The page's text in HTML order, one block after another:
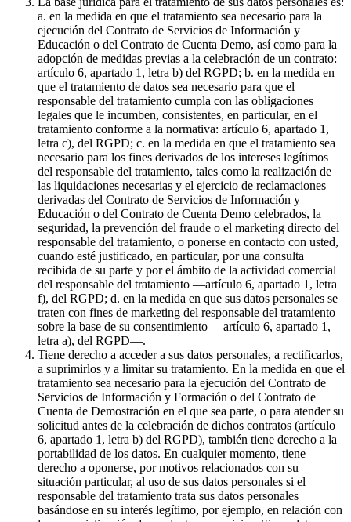
a. en la medida en que el tratamiento sea necesario para la
ejecución del Contrato de Servicios de Información y
Educación o del Contrato de Cuenta Demo, así como para la
adopción de medidas previas a la celebración de un contrato:
artículo 6, apartado 1, letra b) del RGPD; b. en la medida en
que el tratamiento de datos sea necesario para que el
responsable del tratamiento cumpla con las obligaciones
legales que le incumben, consistentes, en particular, en el
tratamiento conforme a la normativa: artículo 6, apartado 1,
letra c), del RGPD; c. en la medida en que el tratamiento sea
necesario para los fines derivados de los intereses legítimos
del responsable del tratamiento, tales como la realización de
las liquidaciones necesarias y el ejercicio de reclamaciones
derivadas del Contrato de Servicios de Información y
Educación o del Contrato de Cuenta Demo celebrados, la
seguridad, la prevención del fraude o el marketing directo del
responsable del tratamiento, o ponerse en contacto con usted,
cuando esté justificado, en particular, por una consulta
recibida de su parte y por el ámbito de la actividad comercial
del responsable del tratamiento —artículo 6, apartado 1, letra
f), del RGPD; d. en la medida en que sus datos personales se
traten con fines de marketing del responsable del tratamiento
sobre la base de su consentimiento —artículo 6, apartado 1,
letra a), del RGPD—.
Tiene derecho a acceder a sus datos personales, a rectificarlos,
a suprimirlos y a limitar su tratamiento. En la medida en que el
tratamiento sea necesario para la ejecución del Contrato de
Servicios de Información y Formación o del Contrato de
Cuenta de Demostración en el que sea parte, o para atender su
solicitud antes de la celebración de dichos contratos (artículo
6, apartado 1, letra b) del RGPD), también tiene derecho a la
portabilidad de los datos. En cualquier momento, tiene
derecho a oponerse, por motivos relacionados con su
situación particular, al uso de sus datos personales si el
responsable del tratamiento trata sus datos personales
basándose en su interés legítimo, por ejemplo, en relación con